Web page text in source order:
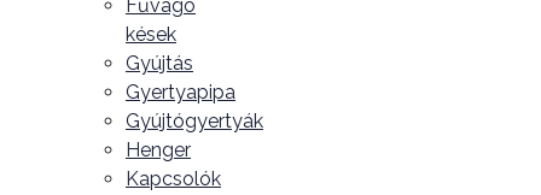
Fűvágó
kések
Gyújtás
Gyertyapipa
Gyújtógyertyák
Henger
Kapcsolók